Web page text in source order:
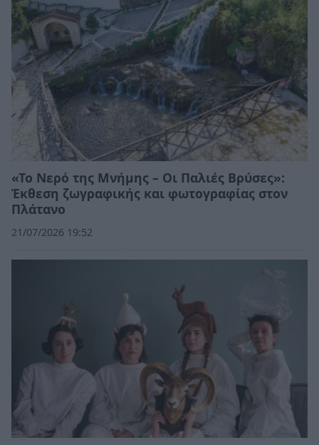
«Το Νερό της Μνήμης – Οι Παλιές Βρύσες»:
Έκθεση ζωγραφικής και φωτογραφίας στον
Πλάτανο
21/07/2026 19:52